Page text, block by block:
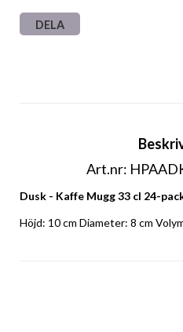
DELA
Art.nr:
Dusk - Kaffe Mugg 33 cl 24-
Höjd: 10 cm Diameter: 8 cm